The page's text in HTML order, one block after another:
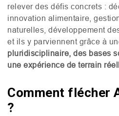
relever des défis concrets :
innovation alimentaire,
naturelles, développement
et ils y parviennent grâce à
pluridisciplinaire, des bases
une expérience de terrain
Comment flécher
?